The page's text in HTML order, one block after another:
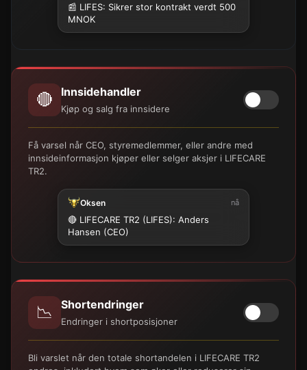
📰 LIFES: Sikrer stor kontrakt verdt 500
MNOK
🔴 Innsidehandler
Kjøp og salg fra innsidere
Få varsel når CEO, styremedlemmer, eller andre med
innsideinformasjon kjøper eller selger aksjer i LIFECARE
TR2.
Oksen nå
🔴 LIFECARE TR2 (LIFES): Anders
Hansen (CEO)
📉 Shortendringer
Endringer i shortposisjoner
Bli varslet når den totale shortandelen i LIFECARE TR2